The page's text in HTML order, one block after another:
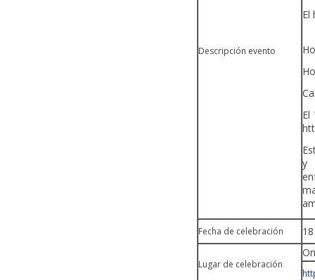
Descripción evento
El
y
Fecha de celebración
Lugar de celebración